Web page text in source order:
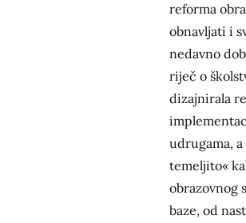
reforma
obnavljati i
nedavno
riječ o
dizajnirala
udrugama,
temeljito«
obrazovnog
baze, od